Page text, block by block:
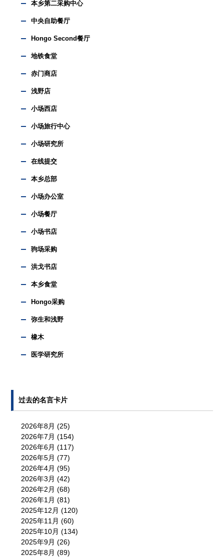
本乡第二采购中心
中央自助餐厅
Hongo Second餐厅
地铁食堂
赤门商店
浅野店
小场西店
小场旅行中心
小场研究所
在线提交
本乡总部
小场办公室
小场餐厅
小场书店
驹场采购
洪戈书店
本乡食堂
Hongo采购
弥生和浅野
橡木
医学研究所
过去的名言卡片
2026年8月 (25)
2026年7月 (154)
2026年6月 (117)
2026年5月 (77)
2026年4月 (95)
2026年3月 (42)
2026年2月 (68)
2026年1月 (81)
2025年12月 (120)
2025年11月 (60)
2025年10月 (134)
2025年9月 (26)
2025年8月 (89)